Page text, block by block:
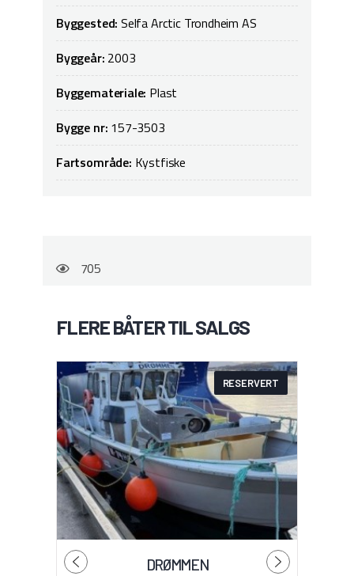
Byggested:Selfa Arctic Trondheim AS
Byggeår: 2003
Byggemateriale: Plast
Bygge nr: 157-3503
Fartsområde: Kystfiske
705
FLERE BÅTER TIL SALGS
RESERVERT
DRØMMEN